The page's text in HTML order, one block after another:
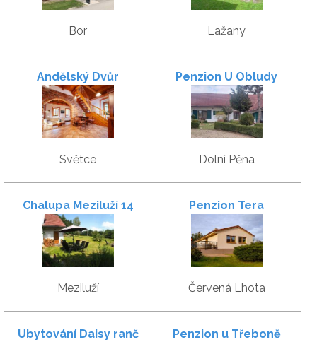
Bor Lažany
Andělský Dvůr
Světce
Penzion U Obludy
Dolní Pěna
Chalupa Meziluží 14
Meziluží
Penzion Tera
Červená Lhota
Ubytování Daisy ranč Penzion u Třeboně